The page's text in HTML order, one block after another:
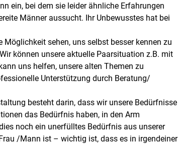
ein, bei dem sie leider ähnliche Erfahrungen
Männer aussucht. Ihr Unbewusstes hat bei
sehen, uns selbst besser kennen zu
können unsere aktuelle Paarsituation z.B. mit
uns helfen, unsere alten Themen zu
Unterstützung durch Beratung/
besteht darin, dass wir unsere Bedürfnisse
das Bedürfnis haben, in den Arm
noch ein unerfülltes Bedürfnis aus unserer
/Mann ist – wichtig ist, dass es in irgendeiner